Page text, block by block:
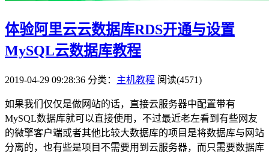
体验阿里云云数据库RDS开通与设置
MySQL云数据库教程
2019-04-29 09:28:36 分类： 主机教程 阅读(4571)
如果我们仅仅是做网站的话，直接云服务器中配置带有
MySQL数据库就可以直接使用，不过最近老左看到有些网友
的微擎客户端或者其他比较大数据库的项目是将数据库与网站
分离的，也有些是项目不需要用到云服务器，而只需要数据库